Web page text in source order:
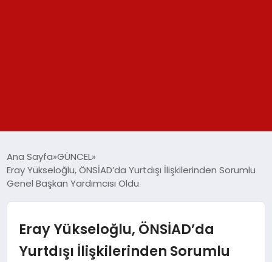
SPOR
TEKNOLOJİ
Ana Sayfa GÜNCEL
Eray Yükseloğlu, ÖNSİAD’da Yurtdışı İlişkilerinden Sorumlu
Genel Başkan Yardımcısı Oldu
Eray Yükseloğlu, ÖNSİAD’da
Yurtdışı İlişkilerinden Sorumlu